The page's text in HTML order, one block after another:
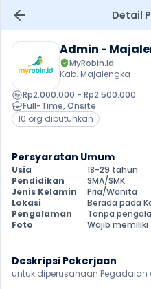
Detail
Admin -
MyRobin.Id
Kab. Majalengka
Rp2.000.000 - Rp2.500.000
Full-Time, Onsite
10 org dibutuhkan
Persyaratan Umum
Usia
18-29 tahun
Pendidikan
SMA/SMK
Jenis Kelamin
Pria/Wanita
Lokasi
Berada pada
Pengalaman
Tanpa
Foto
Wajib
Deskripsi Pekerjaan
untuk diperusahaan Pegadaian